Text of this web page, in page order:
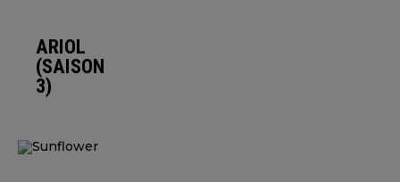
ARIOL
(SAISON
3)